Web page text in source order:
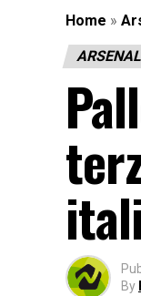
Home »
ARSENAL
By